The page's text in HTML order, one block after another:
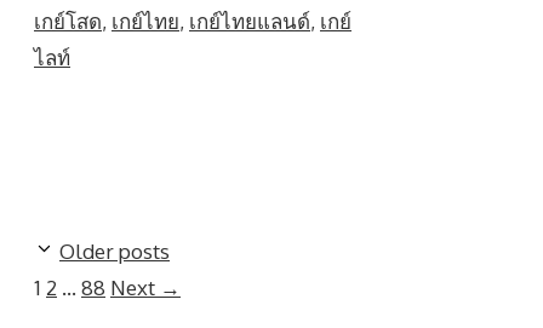
เกย์โสด, เกย์ไทย, เกย์ไทยแลนด์, เกย์
ไลท์
Older posts
Page
1 Page
2 … Page
88 Next →